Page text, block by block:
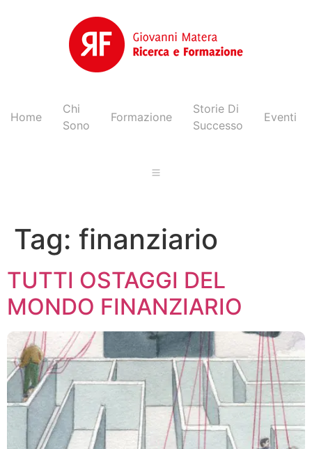
Home
Chi
Sono
Formazione
Storie Di
Successo
Eventi
Tag: finanziario
TUTTI OSTAGGI DEL
MONDO FINANZIARIO